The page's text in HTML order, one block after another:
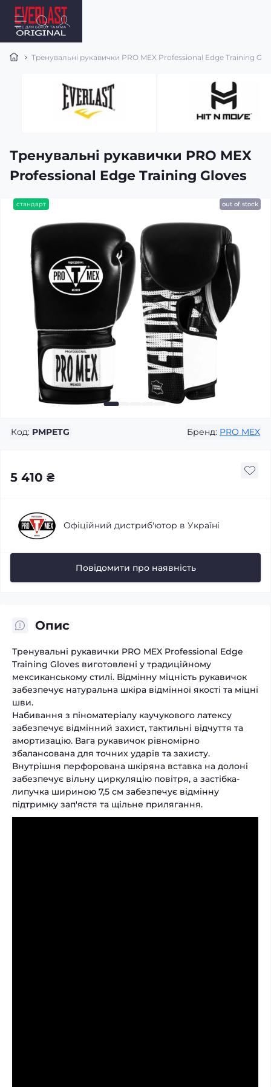
Тренувальні рукавички PRO MEX Professional Edge Training
Тренувальні рукавички PRO MEX
Professional Edge Training Gloves
стандарт out of stock
Код: PMPETG Бренд: PRO MEX
5 410 ₴
Офіційний дистриб'ютор в Україні
Повідомити про наявність
Опис
Тренувальні рукавички PRO MEX Professional Edge
Training Gloves виготовлені у традиційному
мексиканському стилі. Відмінну міцність рукавичок
забезпечує натуральна шкіра відмінної якості та міцні
шви.
Набивання з піноматеріалу каучукового латексу
забезпечує відмінний захист, тактильні відчуття та
амортизацію. Вага рукавичок рівномірно
збалансована для точних ударів та захисту.
Внутрішня перфорована шкіряна вставка на долоні
забезпечує вільну циркуляцію повітря, а застібка-
липучка шириною 7,5 см забезпечує відмінну
підтримку зап'ястя та щільне прилягання.